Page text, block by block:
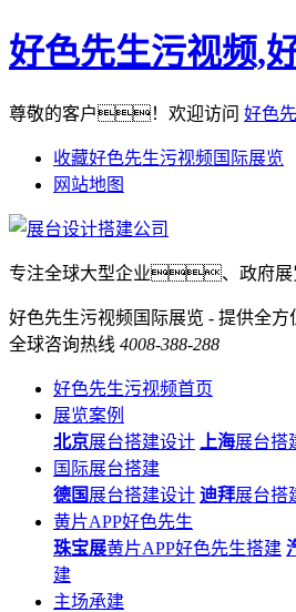
好色先生污视频,
尊敬的客户！欢迎访问 好色
收藏好色先生污视频国际展览
网站地图
专注全球大型企业、政府展
好色先生污视频国际展览 - 提供全
全球咨询热线 4008-388-288
好色先生污视频首页
展览案例
北京展台搭建设计 上海展台搭
国际展台搭建
德国 展台搭建设计 迪拜展台搭
黄片APP好色先生
珠宝展黄片APP好色先生搭建
建
主场承建